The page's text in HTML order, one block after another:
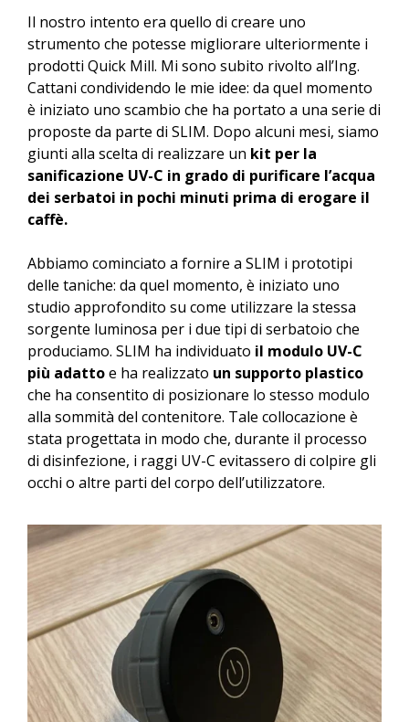
Il nostro intento era quello di creare uno
strumento che potesse migliorare ulteriormente i
prodotti Quick Mill. Mi sono subito rivolto all’Ing.
Cattani condividendo le mie idee: da quel momento
è iniziato uno scambio che ha portato a una serie di
proposte da parte di SLIM. Dopo alcuni mesi, siamo
giunti alla scelta di realizzare un kit per la
sanificazione UV-C in grado di purificare l’acqua
dei serbatoi in pochi minuti prima di erogare il
caffè.
Abbiamo cominciato a fornire a SLIM i prototipi
delle taniche: da quel momento, è iniziato uno
studio approfondito su come utilizzare la stessa
sorgente luminosa per i due tipi di serbatoio che
produciamo. SLIM ha individuato il modulo UV-C
più adattoe ha realizzato un supporto plastico
che ha consentito di posizionare lo stesso modulo
alla sommità del contenitore. Tale collocazione è
stata progettata in modo che, durante il processo
di disinfezione, i raggi UV-C evitassero di colpire gli
occhi o altre parti del corpo dell’utilizzatore.